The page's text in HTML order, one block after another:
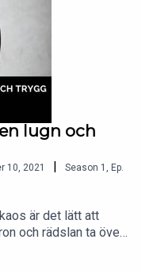
lugn och
10, 2021 | Season 1
Ep.
är det lätt att
och rädslan ta över.
Föda utan
tillbaka